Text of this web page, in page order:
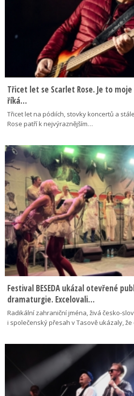
Třicet let se Scarlet Rose. Je to
říká…
Třicet let na pódiích, stovky koncertů a
Rose patří k nejvýraznějším…
Festival BESEDA ukázal otevřené
dramaturgie. Excelovali…
Radikální zahraniční jména, živá česko-
i společenský přesah v Tasově ukázaly,